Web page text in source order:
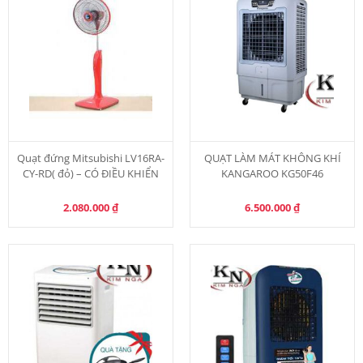
Quạt đứng Mitsubishi LV16RA-
CY-RD( đỏ) – CÓ ĐIỀU KHIỂN
2.080.000₫
QUẠT LÀM MÁT KHÔNG KHÍ
KANGAROO KG50F46
6.500.000₫